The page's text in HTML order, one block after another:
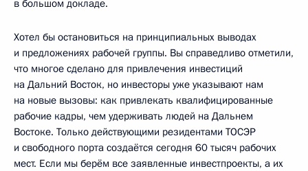
в большом докладе.
Хотел бы остановиться на принципиальных выводах
и предложениях рабочей группы. Вы справедливо отметили,
что многое сделано для привлечения инвестиций
на Дальний Восток, но инвесторы уже указывают нам
на новые вызовы: как привлекать квалифицированные
рабочие кадры, чем удерживать людей на Дальнем
Востоке. Только действующими резидентами ТОСЭР
и свободного порта создаётся сегодня 60 тысяч рабочих
мест. Если мы берём все заявленные инвестпроекты, а их